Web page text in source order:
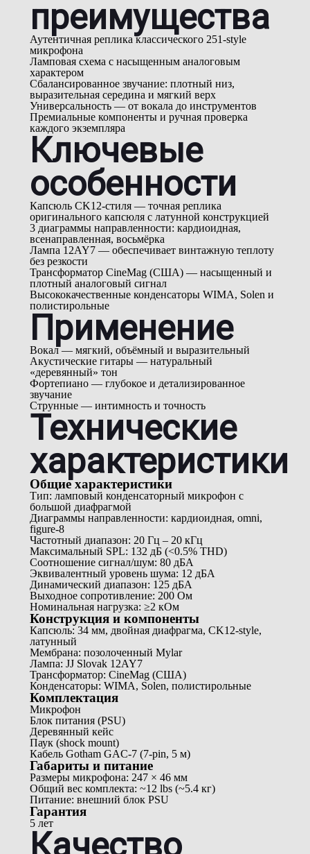
преимущества
Аутентичная реплика классического 251-style
микрофона
Ламповая схема с насыщенным аналоговым
характером
Сбалансированное звучание: плотный низ,
выразительная середина и мягкий верх
Универсальность — от вокала до инструментов
Премиальные компоненты и ручная проверка
каждого экземпляра
Ключевые
особенности
Капсюль CK12-стиля — точная реплика
оригинального капсюля с латунной конструкцией
3 диаграммы направленности: кардиоидная,
всенаправленная, восьмёрка
Лампа 12AY7 — обеспечивает винтажную теплоту
без резкости
Трансформатор CineMag (США) — насыщенный и
плотный аналоговый сигнал
Высококачественные конденсаторы WIMA, Solen и
полистирольные
Применение
Вокал — мягкий, объёмный и выразительный
Акустические гитары — натуральный
«деревянный» тон
Фортепиано — глубокое и детализированное
звучание
Струнные — интимность и точность
Технические
характеристики
Общие характеристики
Тип: ламповый конденсаторный микрофон с
большой диафрагмой
Диаграммы направленности: кардиоидная, omni,
figure-8
Частотный диапазон: 20 Гц – 20 кГц
Максимальный SPL: 132 дБ (<0.5% THD)
Соотношение сигнал/шум: 80 дБА
Эквивалентный уровень шума: 12 дБА
Динамический диапазон: 125 дБА
Выходное сопротивление: 200 Ом
Номинальная нагрузка: ≥2 кОм
Конструкция и компоненты
Капсюль: 34 мм, двойная диафрагма, CK12-style,
латунный
Мембрана: позолоченный Mylar
Лампа: JJ Slovak 12AY7
Трансформатор: CineMag (США)
Конденсаторы: WIMA, Solen, полистирольные
Комплектация
Микрофон
Блок питания (PSU)
Деревянный кейс
Паук (shock mount)
Кабель Gotham GAC-7 (7-pin, 5 м)
Габариты и питание
Размеры микрофона: 247 × 46 мм
Общий вес комплекта: ~12 lbs (~5.4 кг)
Питание: внешний блок PSU
Гарантия
5 лет
Качество